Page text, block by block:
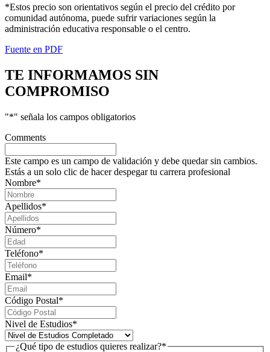
*Estos precio son orientativos según el precio del crédito por
comunidad autónoma, puede sufrir variaciones según la
administración educativa responsable o el centro.
Fuente en PDF
TE INFORMAMOS SIN
COMPROMISO
"*" señala los campos obligatorios
Comments
Este campo es un campo de validación y debe quedar sin cambios.
Estás a un solo clic de hacer despegar tu carrera profesional
Nombre*
Apellidos*
Número*
Teléfono*
Email*
Código Postal*
Nivel de Estudios*
¿Qué tipo de estudios quieres realizar?*